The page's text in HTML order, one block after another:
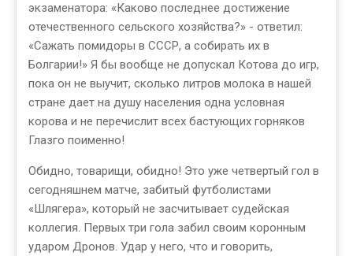
экзаменатора: «Каково последнее достижение
отечественного сельского хозяйства?» - ответил:
«Сажать помидоры в СССР, а собирать их в
Болгарии!» Я бы вообще не допускал Котова до игр,
пока он не выучит, сколько литров молока в нашей
стране дает на душу населения одна условная
корова и не перечислит всех бастующих горняков
Глазго поименно!
Обидно, товарищи, обидно! Это уже четвертый гол в
сегодняшнем матче, забитый футболистами
«Шлягера», который не засчитывает судейская
коллегия. Первых три гола забил своим коронным
ударом Дронов. Удар у него, что и говорить,